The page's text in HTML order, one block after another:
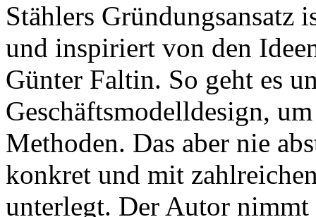
Stählers
und inspiriert von den
Günter Faltin. So geht es
Geschäftsmodelldesign,
Methoden. Das aber nie
konkret und mit
unterlegt. Der Autor nimmt